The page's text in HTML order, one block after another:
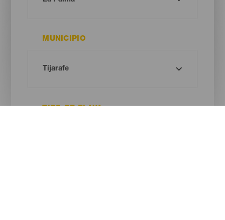
MUNICIPIO
TIPO DE PLAYA